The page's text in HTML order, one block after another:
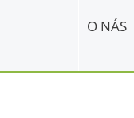
O NÁS